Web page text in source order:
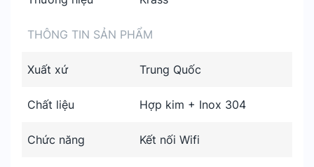
THÔNG TIN SẢN PHẨM
Xuất xứ Trung Quốc
Chất liệu Hợp kim + Inox 304
Chức năng Kết nối Wifi